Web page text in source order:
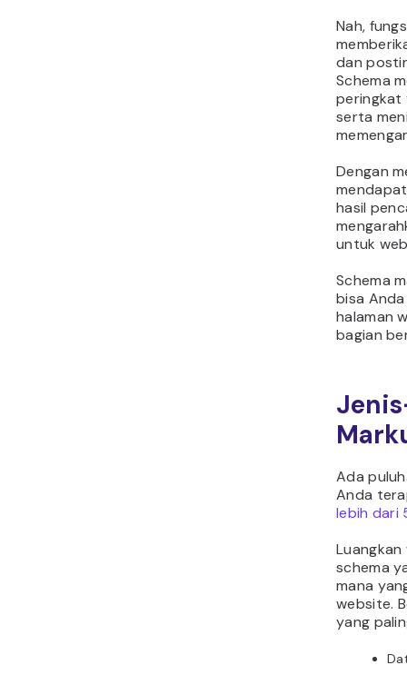
Nah,
dan
Schema
peringkat
serta
Dengan
hasil
untuk
Schema
bisa
halaman
bagian
Ada
Anda
lebih dari
schema
mana
website.
yang